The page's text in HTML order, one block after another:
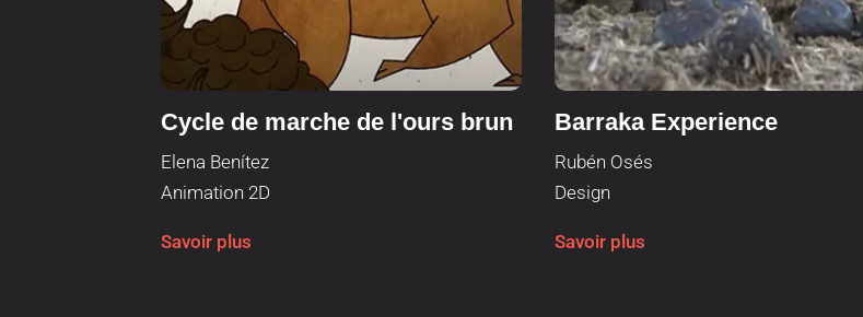
Cycle de marche de l'ours brun
Elena Benítez
Animation 2D
Savoir plus
Barraka Experience
Rubén Osés
Design
Savoir plus